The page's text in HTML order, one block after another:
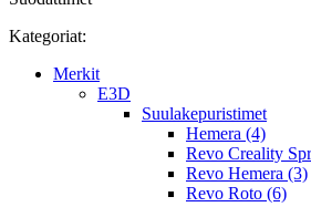
Kategoriat:
Merkit
E3D
Suulakepuristimet
Hemera (4)
Revo Creality
Revo Hemera (3)
Revo Roto (6)